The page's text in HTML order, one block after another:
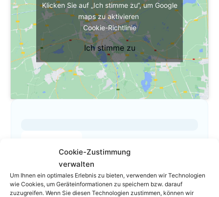
Cookie-Zustimmung
verwalten
Um Ihnen ein optimales Erlebnis zu bieten, verwenden wir Technologien
wie Cookies, um Geräteinformationen zu speichern bzw. darauf
zuzugreifen. Wenn Sie diesen Technologien zustimmen, können wir
Klicken Sie auf „Ich stimme zu“, um Google
maps zu aktivieren
Cookie-Richtlinie
Ich stimme zu
01 408 95 71
office.austrianlawyers@gmail.com
Homepage